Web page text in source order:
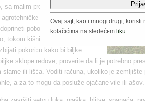
sa malim procentom humusa,
mere koje će, kroz
poboljšanju strukturnog
tokom kišnih aprilskih dana,
pokoricu kako bi biljke
sklope redove, proverite da li je potrebno
slame ili lišća. Voditi računa, ukoliko je zemljište
a za to mogu da posluže ojačane vile ili ašov.
Ovaj sajt, kao i mnogi drugi,
kolačićima na sledećem liku.